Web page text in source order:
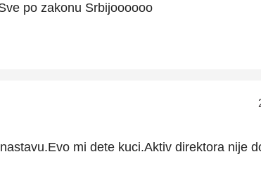
po zakonu Srbijoooooo
mi dete kuci.Aktiv direktora nije